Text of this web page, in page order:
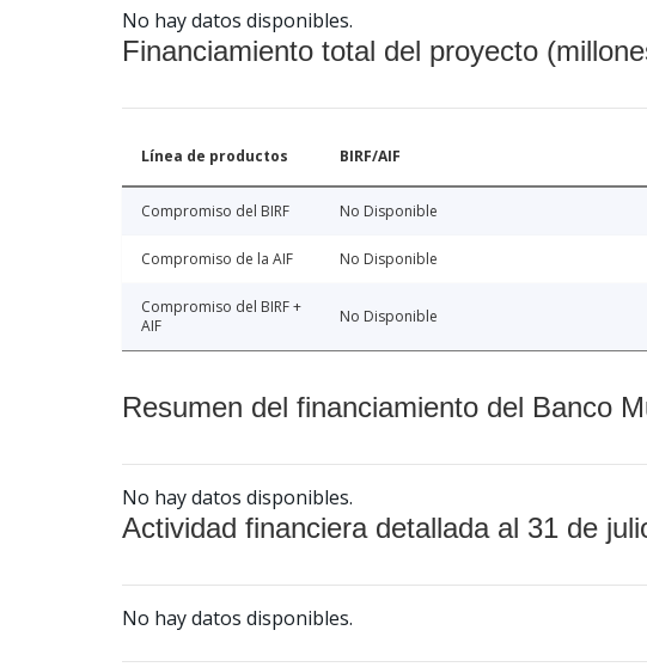
No hay datos disponibles.
Financiamiento total del proyecto
Línea de productos BIRF/AIF
Compromiso del BIRF No Disponible
Compromiso de la AIF No Disponible
Compromiso del BIRF +
AIF
No Disponible
Resumen del financiamiento del Banco
No hay datos disponibles.
Actividad financiera detallada al 31 de
No hay datos disponibles.